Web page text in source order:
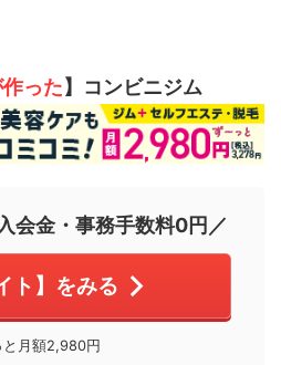
った】コンビニジム
会金・事務手数料0円／
ト】をみる
と月額2,980円